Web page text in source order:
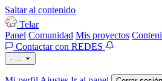
Saltar al contenido
Telar
Panel Comunidad Mis proyectos
Contactar con REDES
· …